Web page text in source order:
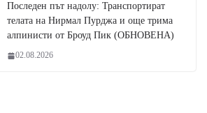
Последен път надолу: Транспортират
телата на Нирмал Пурджа и още трима
алпинисти от Броуд Пик (ОБНОВЕНА)
02.08.2026